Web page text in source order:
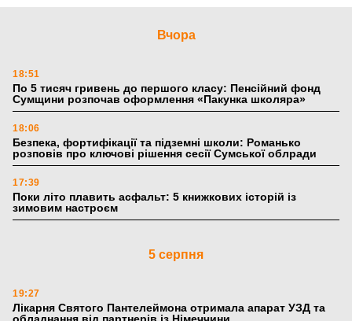
Вчора
18:51
По 5 тисяч гривень до першого класу: Пенсійний фонд
Сумщини розпочав оформлення «Пакунка школяра»
18:06
Безпека, фортифікації та підземні школи: Романько
розповів про ключові рішення сесії Сумської облради
17:39
Поки літо плавить асфальт: 5 книжкових історій із
зимовим настроєм
5 серпня
19:27
Лікарня Святого Пантелеймона отримала апарат УЗД та